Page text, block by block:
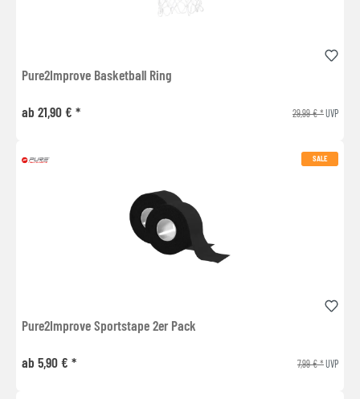
Pure2Improve Basketball Ring
ab 21,90 € * 29,99 € *UVP
SALE
Pure2Improve Sportstape 2er Pack
ab 5,90 € * 7,99 € *UVP